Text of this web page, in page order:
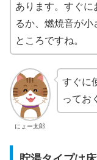
あります。すぐに
るか、燃焼音が小
ところですね。
にょー太郎
すぐに
ってお